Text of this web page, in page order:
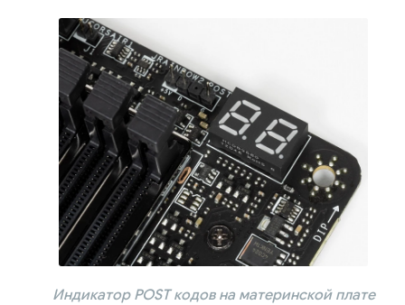
Индикатор POST кодов на материнской плате